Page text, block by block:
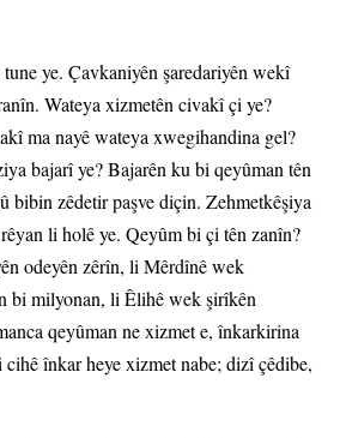
ye. Çavkaniyên şaredariyên wekî
Wateya xizmetên civakî çi ye?
ma nayê wateya xwegihandina gel?
bajarî ye? Bajarên ku bi qeyûman tên
bibin zêdetir paşve diçin. Zehmetkêşiya
li holê ye. Qeyûm bi çi tên zanîn?
odeyên zêrîn, li Mêrdînê wek
bi milyonan, li Êlihê wek şirîkên
qeyûman ne xizmet e, înkarkirina
înkar heye xizmet nabe; dizî çêdibe,